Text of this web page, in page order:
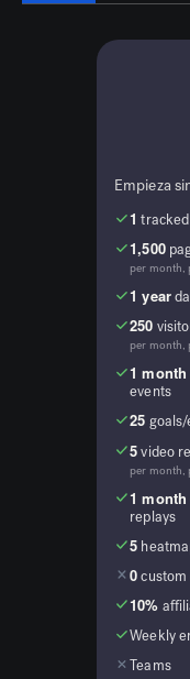
Empieza
1
1,500
per month,
1 year
250
per month,
1 month
events
25 goals/
5 video
per month,
1 month
replays
5
0 custom
10%
Weekly
Teams